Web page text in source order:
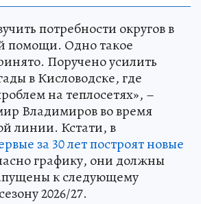
потребности округов в
помощи. Одно такое
Поручено усилить
в Кисловодске, где
на теплосетях», –
Владимиров во время
линии. Кстати, в
за 30 лет построят новые
графику, они должны
к следующему
2026/27.